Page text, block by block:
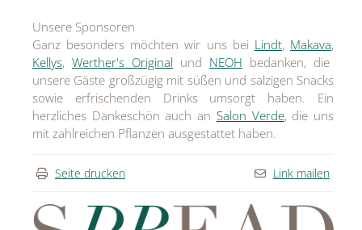
Unsere Sponsoren
Ganz besonders möchten wir uns bei Lindt, Makava,
Kellys, Werther's Original und NEOH bedanken, die
unsere Gäste großzügig mit süßen und salzigen Snacks
sowie erfrischenden Drinks umsorgt haben. Ein
herzliches Dankeschön auch an Salon Verde, die uns
mit zahlreichen Pflanzen ausgestattet haben.
Seite drucken Link mailen